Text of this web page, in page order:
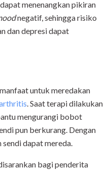
menenangkan pikiran
negatif, sehingga risiko
dan depresi dapat
untuk meredakan
. Saat terapi dilakukan
mengurangi bobot
pun berkurang. Dengan
dapat mereda.
bagi penderita